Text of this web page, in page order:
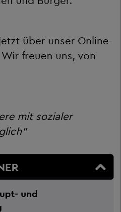
über unser Online-
Wir freuen uns, von
mit sozialer
und